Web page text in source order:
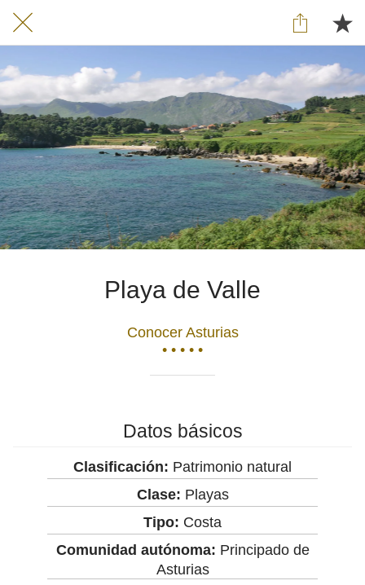
Playa de Valle
Conocer Asturias
• • • • •
Datos básicos
Clasificación: Patrimonio natural
Clase: Playas
Tipo: Costa
Comunidad autónoma: Principado de
Asturias